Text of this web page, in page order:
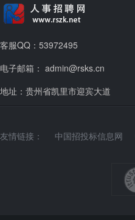
客服QQ：53972495
电子邮箱： admin@rsks.cn
地址：贵州省凯里市迎宾大道
友情链接： 中国招投标信息网